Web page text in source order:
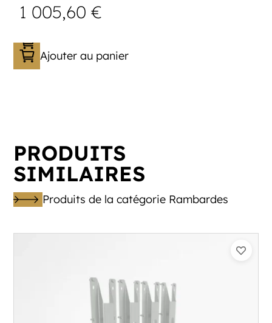
1 005,60€
Ajouter au panier
PRODUITS
SIMILAIRES
Produits de la catégorie Rambardes